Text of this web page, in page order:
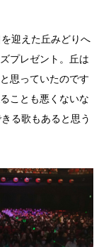
迎えた丘みどりへ
プレゼント。丘は
思っていたのです
ことも悪くないな
る歌もあると思う